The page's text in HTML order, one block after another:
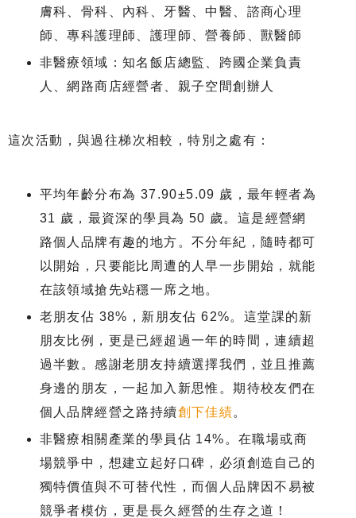
膚科、骨科、內科、牙醫、中醫、諮商心理
師、專科護理師、護理師、營養師、獸醫師
非醫療領域：知名飯店總監、跨國企業負責
人、網路商店經營者、親子空間創辦人
這次活動，與過往梯次相較，特別之處有：
平均年齡分布為 37.90±5.09 歲，最年輕者為
31 歲，最資深的學員為 50 歲。這是經營網
路個人品牌有趣的地方。不分年紀，隨時都可
以開始，只要能比周遭的人早一步開始，就能
在該領域搶先站穩一席之地。
老朋友佔 38%，新朋友佔 62%。這堂課的新
朋友比例，更是已經超過一年的時間，連續超
過半數。感謝老朋友持續選擇我們，並且推薦
身邊的朋友，一起加入新思惟。期待校友們在
個人品牌經營之路持續創下佳績。
非醫療相關產業的學員佔 14%。在職場或商
場競爭中，想建立起好口碑，必須創造自己的
獨特價值與不可替代性，而個人品牌因不易被
競爭者模仿，更是長久經營的生存之道！